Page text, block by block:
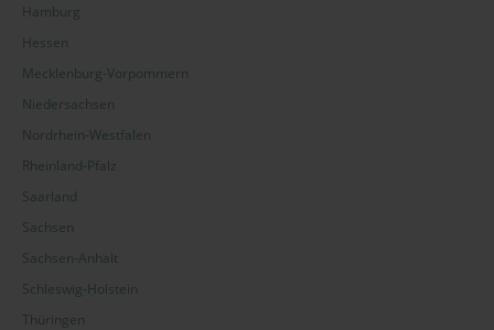
Hamburg
Hessen
Mecklenburg-Vorpommern
Niedersachsen
Nordrhein-Westfalen
Rheinland-Pfalz
Saarland
Sachsen
Sachsen-Anhalt
Schleswig-Holstein
Thüringen